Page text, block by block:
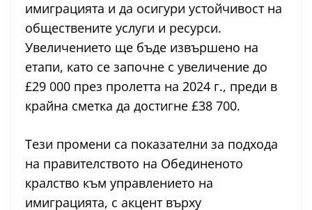
имиграцията и да осигури устойчивост на
обществените услуги и ресурси.
Увеличението ще бъде извършено на
етапи, като се започне с увеличение до
£29 000 през пролетта на 2024 г., преди в
крайна сметка да достигне £38 700​​.
Тези промени са показателни за подхода
на правителството на Обединеното
кралство към управлението на
имиграцията, с акцент върху